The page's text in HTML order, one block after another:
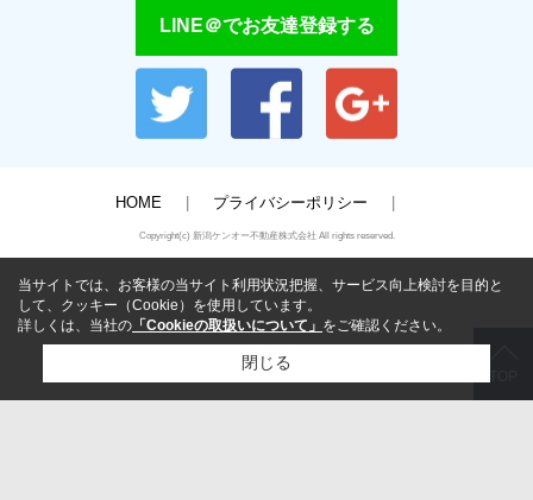
LINE＠でお友達登録する
HOME プライバシーポリシー
Copyright(c) 新潟ケンオー不動産株式会社 All rights reserved.
当サイトでは、お客様の当サイト利用状況把握、サービス向上検討を目的と
して、クッキー（Cookie）を使用しています。
詳しくは、当社の 「Cookieの取扱いについて」 をご確認ください。
閉じる